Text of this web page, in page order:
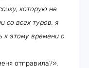
которую не
со всех туров, я
к этому времени с
отправила?».